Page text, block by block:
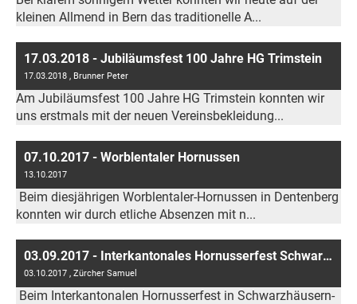
kleinen Allmend in Bern das traditionelle A...
17.03.2018 - Jubiläumsfest 100 Jahre HG Trimstein
17.03.2018 , Brunner Peter
Am Jubiläumsfest 100 Jahre HG Trimstein konnten wir
uns erstmals mit der neuen Vereinsbekleidung...
07.10.2017 - Worblentaler Hornussen
13.10.2017
Beim diesjährigen Worblentaler-Hornussen in Dentenberg
konnten wir durch etliche Absenzen mit n...
03.09.2017 - Interkantonales Hornusserfest Schwarzhäusern
03.10.2017 , Zürcher Samuel
Beim Interkantonalen Hornusserfest in Schwarzhäusern-